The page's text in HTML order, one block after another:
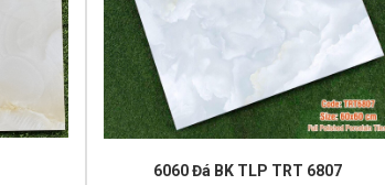
6060 Đá BK TLP TRT 6807